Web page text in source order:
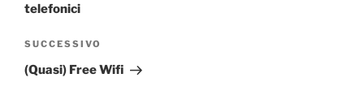
telefonici
Articolo
successivo
SUCCESSIVO
(Quasi) Free Wifi